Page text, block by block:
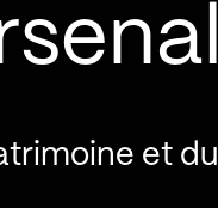
et du